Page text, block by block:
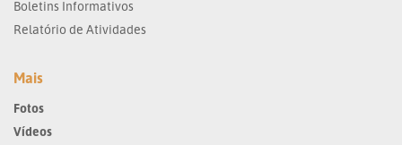
Boletins Informativos
Relatório de Atividades
Mais
Fotos
Vídeos